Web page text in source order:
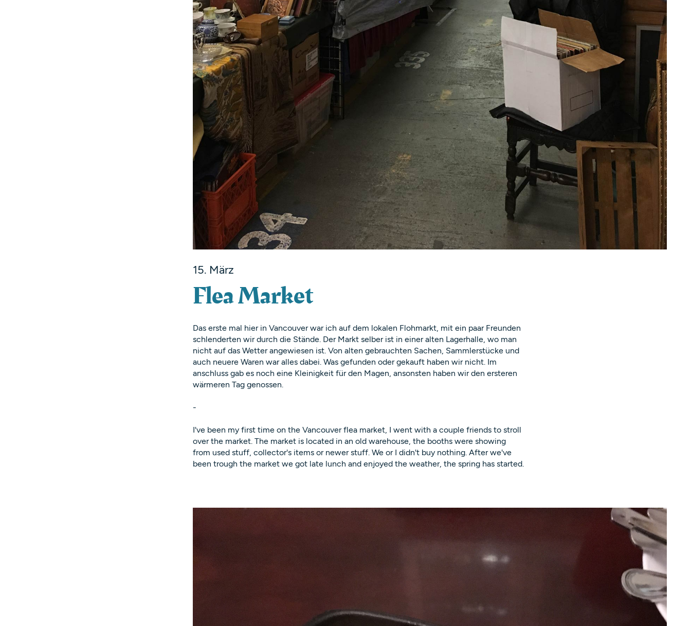
15. März
Flea Market
Das erste mal hier in Vancouver war ich auf dem lokalen Flohmarkt, mit ein paar Freunden
schlenderten wir durch die Stände. Der Markt selber ist in einer alten Lagerhalle, wo man
nicht auf das Wetter angewiesen ist. Von alten gebrauchten Sachen, Sammlerstücke und
auch neuere Waren war alles dabei. Was gefunden oder gekauft haben wir nicht. Im
anschluss gab es noch eine Kleinigkeit für den Magen, ansonsten haben wir den ersteren
wärmeren Tag genossen.
-
I've been my first time on the Vancouver flea market, I went with a couple friends to stroll
over the market. The market is located in an old warehouse, the booths were showing
from used stuff, collector's items or newer stuff. We or I didn't buy nothing. After we've
been trough the market we got late lunch and enjoyed the weather, the spring has started.